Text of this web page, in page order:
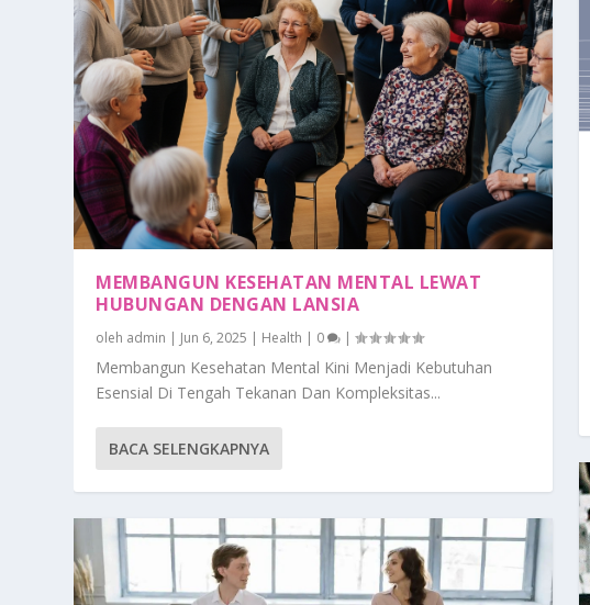
MEMBANGUN KESEHATAN MENTAL LEWAT
HUBUNGAN DENGAN LANSIA
oleh admin | Jun 6, 2025 | Health | 0 |
Membangun Kesehatan Mental Kini Menjadi Kebutuhan
Esensial Di Tengah Tekanan Dan Kompleksitas...
BACA SELENGKAPNYA